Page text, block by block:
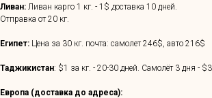
Ливан: Ливан карго 1 кг. - 1$ доставка 10 дней.
Отправка от 20 кг.
Египет: Цена за 30 кг. почта: самолет 246$, авто 216$
Таджикистан: $1 за кг. - 20-30 дней. Самолёт 3 дня -
Европа (доставка до адреса):